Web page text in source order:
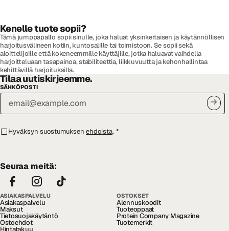
Kenelle tuote sopii?
Tämä jumppapallo sopii sinulle, joka haluat yksinkertaisen ja käytännöllisen
harjoitusvälineen kotiin, kuntosalille tai toimistoon. Se sopii sekä
aloittelijoille että kokeneemmille käyttäjille, jotka haluavat vaihdella
harjoitteluaan tasapainoa, stabiliteettia, liikkuvuutta ja kehonhallintaa
kehittävillä harjoituksilla.
Tilaa uutiskirjeemme.
SÄHKÖPOSTI
Hyväksyn suostumuksen ehdoista. *
Seuraa meitä:
ASIAKASPALVELU
Asiakaspalvelu
Maksut
Tietosuojakäytäntö
Ostoehdot
Hintatakuu
OSTOKSET
Alennuskoodit
Tuoteoppaat
Protein Company Magazine
Tuotemerkit